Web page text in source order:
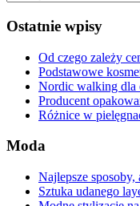
Ostatnie wpisy
Od czego zależy
Podstawowe
Nordic walking dla
Producent
Różnice w
Moda
Najlepsze
Sztuka udanego